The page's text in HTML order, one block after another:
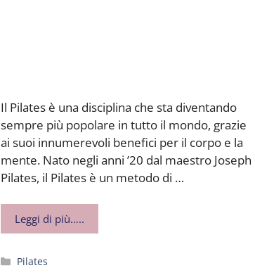
Il Pilates è una disciplina che sta diventando
sempre più popolare in tutto il mondo, grazie
ai suoi innumerevoli benefici per il corpo e la
mente. Nato negli anni ’20 dal maestro Joseph
Pilates, il Pilates è un metodo di …
Leggi di più…..
Categorie
Pilates